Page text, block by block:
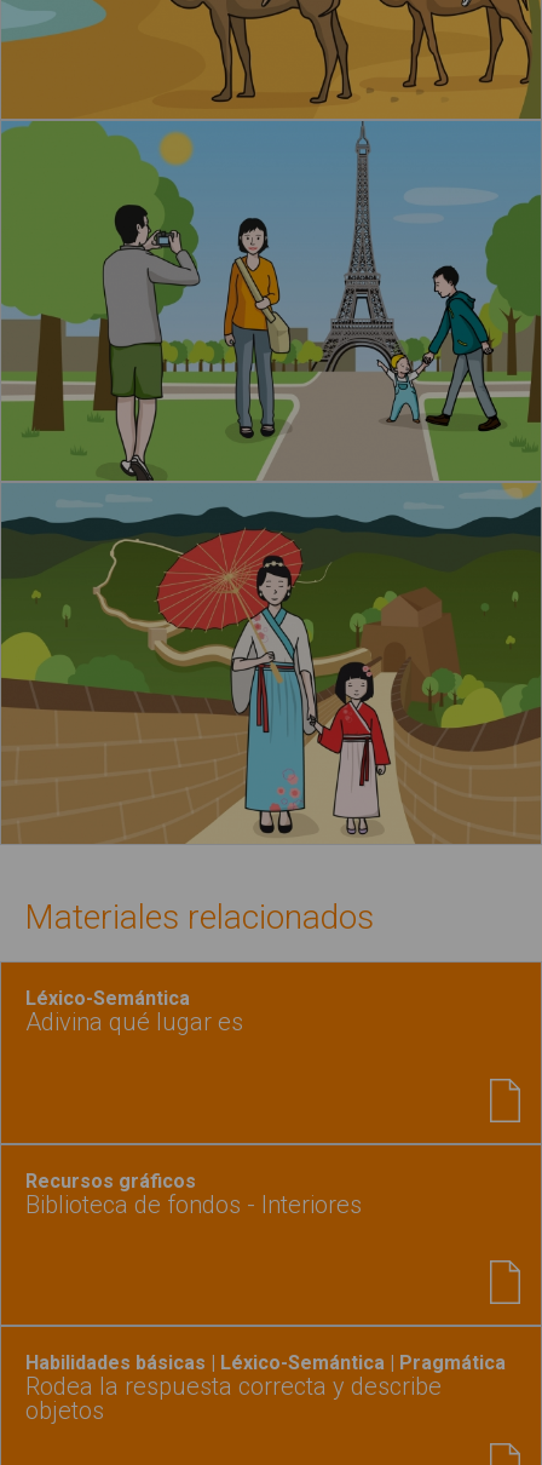
Materiales relacionados
Léxico-Semántica
Adivina qué lugar es
Recursos gráficos
Biblioteca de fondos - Interiores
Habilidades básicas | Léxico-Semántica | Pragmática
Rodea la respuesta correcta y describe
objetos